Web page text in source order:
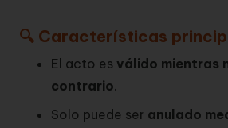
🔍 Características
El acto es válido mientras
contrario.
Solo puede ser anulado